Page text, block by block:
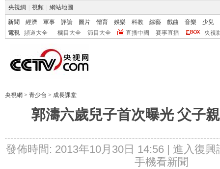
央視網 視頻 網站地圖
新聞 經濟 軍事 評論 圖片 體育 娛樂 科教 綜藝 戲曲 音樂
少兒
電視
頻道大全 欄目大全 節目大全 直播中國 賽事直播 央視
央視網 > 青少台 > 成長課堂
郭濤六歲兒子首次曝光 父子
發佈時間: 2013年10月30日 14:56 | 進入復興
手機看新聞